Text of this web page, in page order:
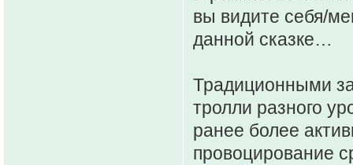
вы видите себя/
данной сказке…
Традиционными
тролли разного
ранее более
провоцирование